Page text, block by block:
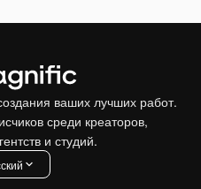
ваших лучших работ.
среди креаторов,
и студий.